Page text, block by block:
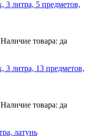
Наличие товара: да
Наличие товара: да